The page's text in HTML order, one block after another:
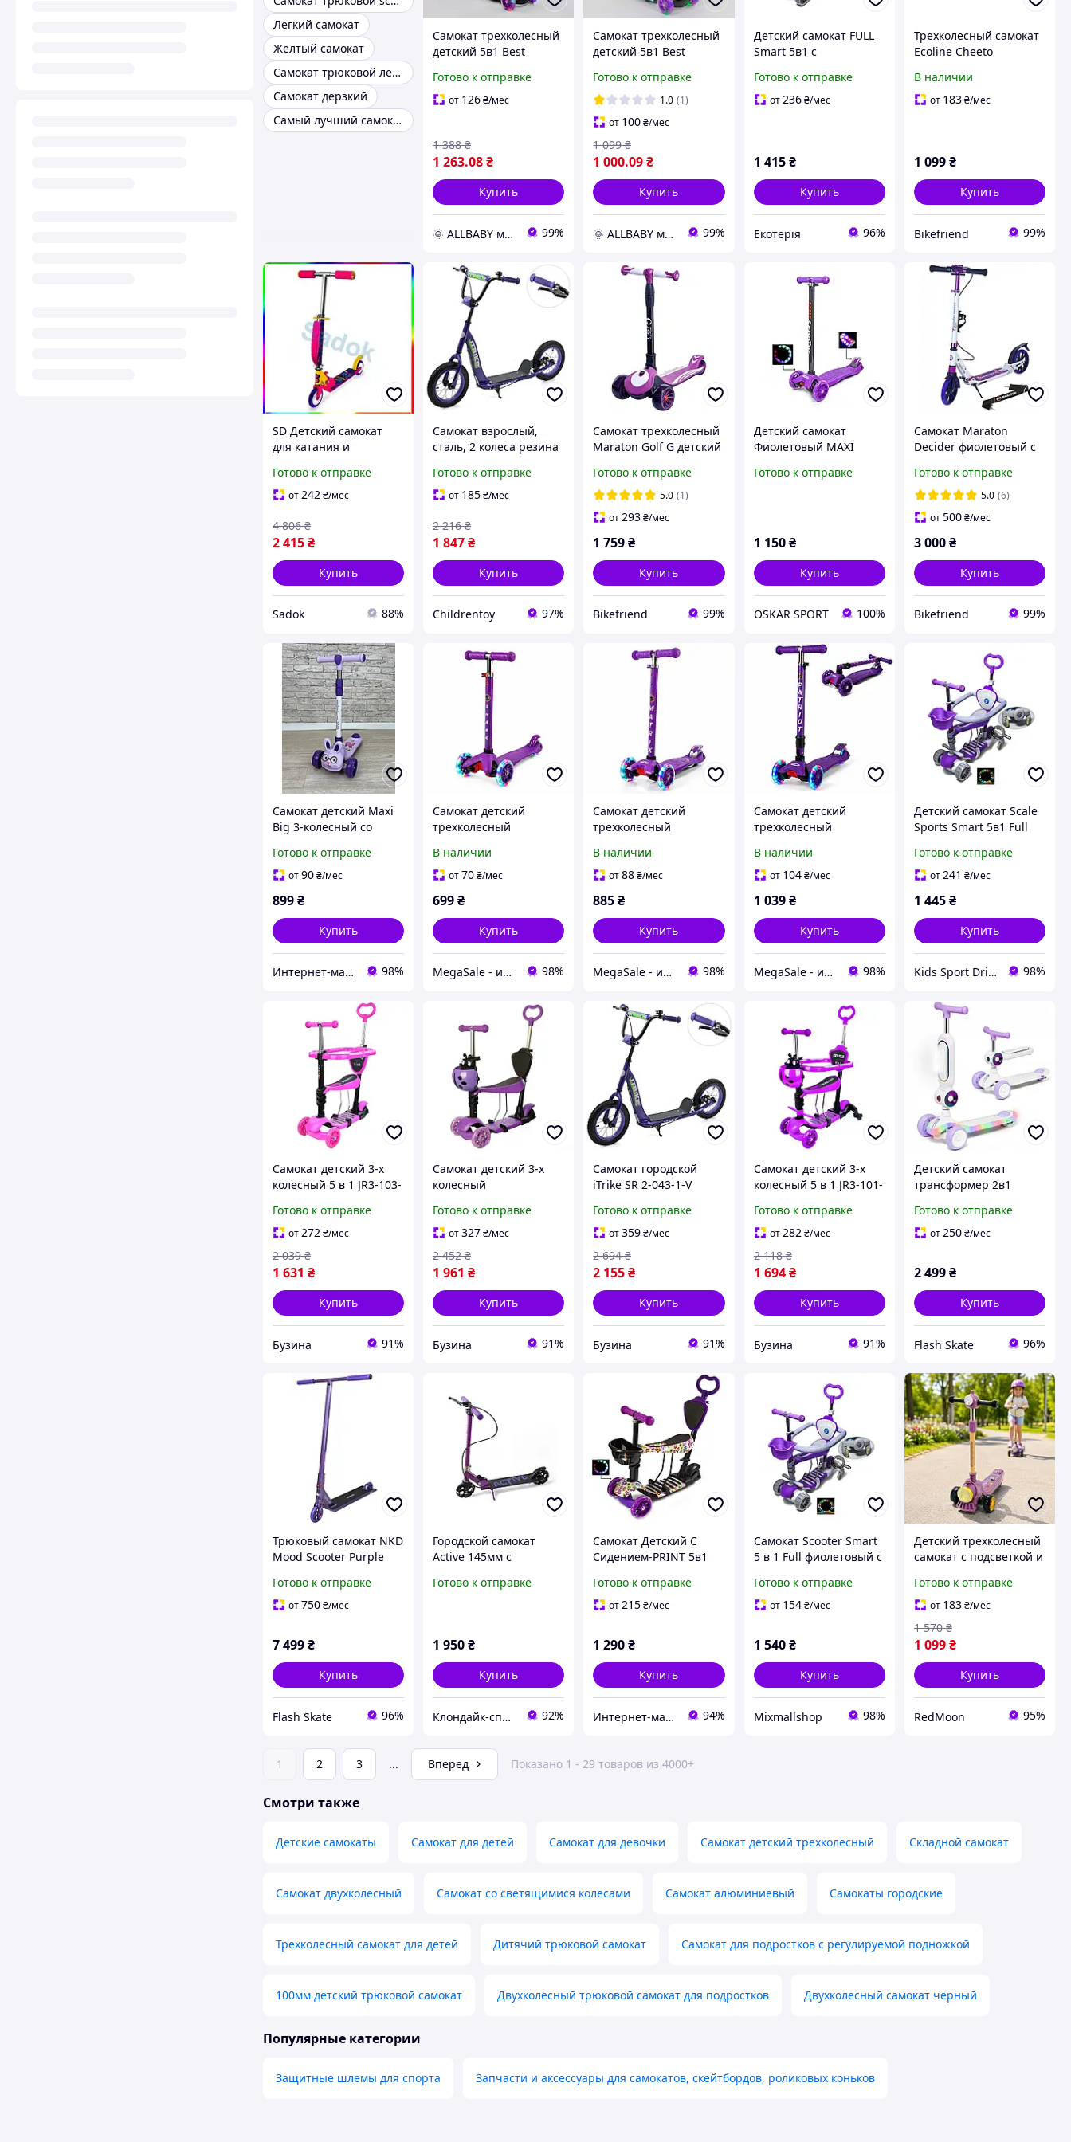
Легкий самокат
Желтый самокат
Самокат трюковой легкий
Самокат дерзкий
Самый лучший самокат
Самокат трехколесный
детский 5в1 Best
Фиолетовый, с
сиденьем, корзинкой,
Готово к отправке
от 126₴/мес
1 263.08₴
1 388 ₴
Купить
🌞 ALLBABY магазин товаров для детей 99%
Самокат трехколесный
детский 5в1 Best
Фиолетовый, с
сиденьем, корзинкой,
родительской ручкой
Готово к отправке
1.0 (1)
от 100₴/мес
1 000.09₴
1 099 ₴
Купить
🌞 ALLBABY магазин товаров для детей 99%
Детский самокат FULL
Smart 5в1 с
сиденьем, бортиком и
двойными колесами.
Готово к отправке
от236 ₴/мес
1 415 ₴
Купить
Екотерія 96%
Трехколесный самокат
Ecoline Cheeto
В наличии
от 183₴/мес
1 099₴
Купить
Bikefriend 99%
SD Детский самокат
для катания и
фиолетовый легкий с
регулируемым рулем
Готово к отправке
от 242 ₴/мес
2 415₴
4 806 ₴
Купить
Sadok 88%
Самокат взрослый,
сталь, 2 колеса резина
см, ручной тормоз,
фиолетовый (SR2-043-
Готово к отправке
от 185₴/мес
1 847₴
2 216 ₴
Купить
Childrentoy 97%
Самокат трехколесный
Maraton Golf G детский
Готово к отправке
5.0 (1)
от293₴/мес
1 759₴
Купить
Bikefriend 99%
Детский самокат
Фиолетовый MAXI
мальчика
Готово к отправке
1 150 ₴
Купить
OSKAR SPORT 100%
Самокат Maraton
Decider фиолетовый с
подногой + ремень
Готово к отправке
5.0 (6)
от500₴/мес
3 000₴
Купить
Bikefriend 99%
Самокат детский Maxi
Big 3-колесный со
колёса 110 мм,
регулировка руля,
Готово к отправке
от90₴/мес
899₴
Купить
Интернет-магазин elfik.in.ua 98%
Самокат детский
трехколесный
Shark 4413 от 1,5 лет
В наличии
от70₴/мес
699₴
Купить
MegaSale - интернет-супермаркет 98%
Самокат детский
трехколесный
светящимися колесами
BavarSport Matrix 2044
В наличии
от88₴/мес
885₴
Купить
MegaSale - интернет-супермаркет 98%
Самокат детский
трехколесный
со светящимися
колесами BavarSport
В наличии
от 104 ₴/мес
1 039 ₴
Купить
MegaSale - интернет-супермаркет 98%
Детский самокат Scale
Sports Smart 5в1 Full
Готово к отправке
от241 ₴/мес
1 445₴
Купить
Kids Sport Drive 98%
Самокат детский 3-х
колесный 5 в 1 JR3-103-
Готово к отправке
от272₴/мес
1 631 ₴
2 039 ₴
Купить
Бузина 91%
Самокат детский 3-х
колесный
родительской ручкой
buzyna
Готово к отправке
от327₴/мес
1 961 ₴
2 452 ₴
Купить
Бузина 91%
Самокат городской
iTrike SR 2-043-1-V
Готово к отправке
от359₴/мес
2 155₴
2 694 ₴
Купить
Бузина 91%
Самокат детский 3-х
колесный 5 в 1 JR3-101-
Готово к отправке
от282 ₴/мес
1 694 ₴
2 118 ₴
Купить
Бузина 91%
Детский самокат
трансформер 2в1
Chrome (smj931)
Готово к отправке
от250₴/мес
2 499₴
Купить
Flash Skate 96%
Трюковый самокат NKD
Mood Scooter Purple
Готово к отправке
от750₴/мес
7 499₴
Купить
Flash Skate 96%
Городской самокат
Active 145мм с
,светящиеся колеса ,
Готово к отправке
1 950₴
Купить
Клондайк-спорт 92%
Самокат Детский С
Сидением-PRINT 5в1
Готово к отправке
от215₴/мес
1 290₴
Купить
Интернет-магазин "Мандарин" 94%
Самокат Scooter Smart
5 в 1 Full фиолетовый с
для малышей от 1 года.
Готово к отправке
от 154 ₴/мес
1 540 ₴
Купить
Mixmallshop 98%
Детский трехколесный
самокат с подсветкой и
фиолетовый / Складной
самокат / Самокат для
детей
Готово к отправке
от 183₴/мес
1 099₴
1 570 ₴
Купить
RedMoon 95%
1 2 3 ... Вперед Показано 1 - 29 товаров из 4000+
Смотри также
Детские самокаты Самокат для детей Самокат для девочки Самокат детский трехколесный Складной самокат
Самокат двухколесный Самокат со светящимися колесами Самокат алюминиевый Самокаты городские
Трехколесный самокат для детей Дитячий трюковой самокат Самокат для подростков с регулируемой подножкой
100мм детский трюковой самокат Двухколесный трюковой самокат для подростков Двухколесный самокат черный
Популярные категории
Защитные шлемы для спорта Запчасти и аксессуары для самокатов, скейтбордов, роликовых коньков